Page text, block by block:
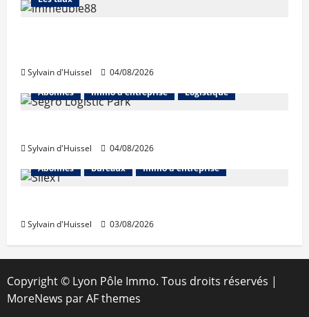
Sylvain d'Huissel
04/08/2026
Abonnés
Immo d'entreprise Logistique
Sylvain d'Huissel
04/08/2026
Abonnés
Bureaux Immo d'entreprise
Sylvain d'Huissel 03/08/2026
Copyright © Lyon Pôle Immo. Tous droits réservés |
MoreNews par AF themes